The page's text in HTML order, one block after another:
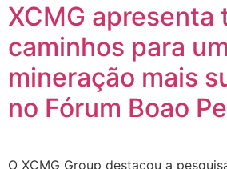
XCMG apresenta
caminhos para
mineração mais
no Fórum Boao
O XCMG Group destacou a